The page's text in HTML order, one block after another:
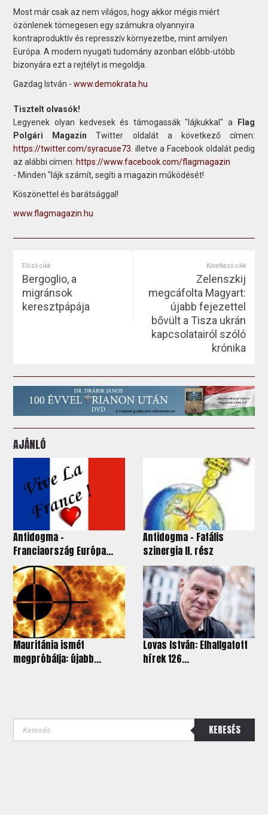
Most már csak az nem világos, hogy akkor mégis miért
özönlenek tömegesen egy számukra olyannyira
kontraproduktív és represszív környezetbe, mint amilyen
Európa. A modern nyugati tudomány azonban előbb-utóbb
bizonyára ezt a rejtélyt is megoldja.
Gazdag István - www.demokrata.hu
Tisztelt olvasók!
Legyenek olyan kedvesek és támogassák "lájkukkal" a
Flag
Polgári Magazin Twitter oldalát a következő címen:
https://twitter.com/syracuse73 . illetve a Facebook oldalát pedig
az alábbi címen: https://www.facebook.com/flagmagazin
- Minden "lájk számít, segíti a magazin működését!
Köszönettel és barátsággal!
www.flagmagazin.hu
Előző cikk
Bergoglio, a
migránsok
keresztpápája
Következő cikk
Zelenszkij
megcáfolta Magyart:
újabb fejezettel
bővült a Tisza ukrán
kapcsolatairól szóló
krónika
AJÁNLÓ
Antidogma -
Franciaország Európa...
Antidogma - Fatális
szinergia II. rész
Mauritánia ismét
megpróbálja: újabb...
Lovas István: Elhallgatott
hírek 126...
KERESÉS